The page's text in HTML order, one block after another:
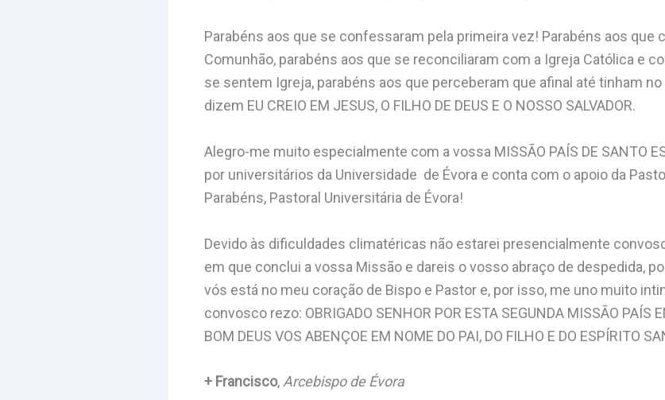
Parabéns aos que se confessaram pela primeira vez! Parabéns aos que
Comunhão, parabéns aos que se reconciliaram com a Igreja Católica e
se sentem Igreja, parabéns aos que perceberam que afinal até tinham no
dizem EU CREIO EM JESUS, O FILHO DE DEUS E O NOSSO SALVADOR.
Alegro-me muito especialmente com a vossa MISSÃO PAÍS DE SANTO
por universitários da Universidade de Évora e conta com o apoio da
Parabéns, Pastoral Universitária de Évora!
Devido às dificuldades climatéricas não estarei presencialmente
em que conclui a vossa Missão e dareis o vosso abraço de despedida,
vós está no meu coração de Bispo e Pastor e, por isso, me uno muito
convosco rezo: OBRIGADO SENHOR POR ESTA SEGUNDA MISSÃO PAÍS
BOM DEUS VOS ABENÇOE EM NOME DO PAI, DO FILHO E DO ESPÍRITO
+ Francisco,Arcebispo de Évora